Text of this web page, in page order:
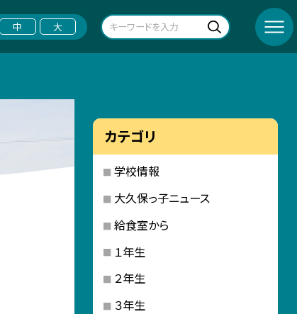
中 大
カテゴリ
学校情報
大久保っ子ニュース
給食室から
１年生
２年生
３年生